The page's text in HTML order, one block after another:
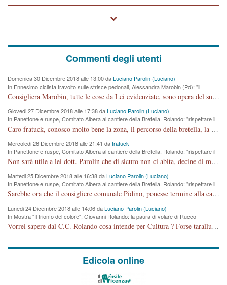
Commenti degli utenti
Domenica 30 Dicembre 2018 alle 13:00 daLuciano Parolin (Luciano)
In Ennesimo ciclista travolto sulle strisce pedonali, Alessandra Marobin (Pd): "il
Comune si svegli"
Consigliera Marobin, tutte le cose da Lei evidenziate, sono opera del suo ex Assessore e compagno di Partito Antonio Marco Dalla Pozza Assessore alla "progettazione" di piste ciclabili e altre porcherie. A lui manderei il conto da saldare per incidenti e danni alle persone. E' ora che "finiamola." Avete perso rassegnatevi. qui IL SINDACO RUCCO NON C'ENTRA PER NIENTE. CAPITO!!!!!!!! Amen.
Giovedi 27 Dicembre 2018 alle 17:38 daLuciano Parolin (Luciano)
In Panettone e ruspe, Comitato Albera al cantiere della Bretella. Rolando: "rispettare il
cronoprogramma"
Caro fratuck, conosco molto bene la zona, il percorso della bretella, la situazione dei cittadini, abito in Viale Trento. A partire dal 2003 ho partecipato al Comitato di Maddalene pro bretella, e a riunioni propositive per apportare modifiche al progetto. Numerose mie foto del territorio sono arrivate a Roma, altri miei interventi (non graditi dalla Sx) sono stati pubblicati dal GdV, assieme ad altri come Ciro Asproso, ora favorevole alla bretella. Ho partecipato alla raccolta firme per la chiusura della strada x 5 giorni eseguita dal Sindaco Hullwech per sforamento 180 Micro/g. Pertanto come impegno per la tematica sono apposto con la coscienza. Ora il Progetto è partito, fine! Voglio dire che la nuova Giunta "comunale" non c'entra più. L'opera sarà "malauguratamente" eseguita, ma non con il mio placet. Il Consigliere Comunale dovrebbe capire che la campagna elettorale è finita, con buona pace di tutti. Quello che invece dovrebbe interessare è la proprietà della strada, dall'uscita autostradale Ovest, sino alla Rotatoria dell'Albara, vi sono tre possessori: Autostrade SpA; La Provincia, il Comune. Come la mettiamo per il futuro ? I costi, da 50 sono saliti a 100 milioni di € come dire 20 milioni a KM (!) da non credere. Comunque si farà. Ma nessuno canti Vittoria, anzi meglio non farne un ulteriore fatto "partitico" per questioni elettorali o di seggio. Se mi manda la sua mail, sono disponibile ad inviare i documenti e le foto sopra descritte. Con ossequi, Luciano Parolin
Mercoledi 26 Dicembre 2018 alle 21:41 dafratuck
In Panettone e ruspe, Comitato Albera al cantiere della Bretella. Rolando: "rispettare il
cronoprogramma"
Non sarà utile a lei dott. Parolin che di sicuro non ci abita, decine di migliaia di TIR, automobili e padroncini che passano quotidianamente per una strada appena rotabile, non è più possibile stendere i panni, attraversare la strada senza rischiare la morte, le case stanno crepando, i tempi sono cambiati e la bretella non passerà assolutamente per maddalene (ma cosa sta a dire?!), dia invece responsabilità a chi ha costruito tagliando la strada che doveva invece terminare a isola vicentina e non al moracchino lasciando Motta di Costabissara ancora in panne di traffico. I tempi sono cambiati dottore e se l'anagrafe della vita stagna nell'essere umano impressioni conservatrici, la società non le considera perchè va avanti, si industrializza e ha bisogno di infrastrutture e di sviluppo. Ultima considerazione, se è geloso di Rolando perchè vede in lui solo campagne politiche mentre si difendono i SOLI diritti dei cittadini, la preghiamo faccia considerazioni più appropriate. Saluti e complimenti per i suoi scritti.
Martedi 25 Dicembre 2018 alle 16:38 daLuciano Parolin (Luciano)
In Panettone e ruspe, Comitato Albera al cantiere della Bretella. Rolando: "rispettare il
cronoprogramma"
Sarebbe ora che il consigliere comunale Pidino, ponesse termine alla campagna elettorale nel territorio del suo seggio Villaggio del Sole. La tiraca è iniziata, distruggerà 6 km di prateria ovest della città, ricca di fonti e sorgenti d'acqua. I cittadini di Maddalene non avranno più Pace la notte. Molta colpa per la costruzione di questa Strada è proprio del signor Rolando,dei suoi gazebo mobili e che vuol far passare questa opera VANDALICA come progetto "utile" a chi ? Non è cosa seria sig. Rolando!
Lunedi 24 Dicembre 2018 alle 14:06 daLuciano Parolin (Luciano)
In Mostra "Il trionfo del colore", Giovanni Rolando: la paura di volare di Rucco
Vorrei sapere dal C.C. Rolando cosa intende per Cultura ? Forse tarallucci, vino e sagre, o spaghetti tricolori del PD ? Il continuo (s)parlare della mostra a Palazzo Chiericati caro consigliere DANNEGGIA FORTEMENTE l'immagine della città TUTTA e fa deviare i consensi che in RUSSIA (badi bene ex U.R.S.S.) sono ECCELLENTI. A livello artistico l'evento è di alta Valenza culturale, COMPITO di Tutta la Cittadinanza fare il possibile per propagandare l'iniziativa senza farne UN CASO PARTITICO come fa Lei da sempre. Meno Gazebo + Partecipazione! E così sia. Amen.
Edicola online